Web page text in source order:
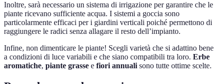
Inoltre, sarà necessario un sistema di irrigazione per garantire che le
piante ricevano sufficiente acqua. I sistemi a goccia sono
particolarmente efficaci per i giardini verticali poiché permettono di
raggiungere le radici senza allagare il resto dell’impianto.
Infine, non dimenticare le piante! Scegli varietà che si adattino bene
a condizioni di luce variabili e che siano compatibili tra loro. Erbe
aromatiche, piante grasse e fiori annuali sono tutte ottime scelte.